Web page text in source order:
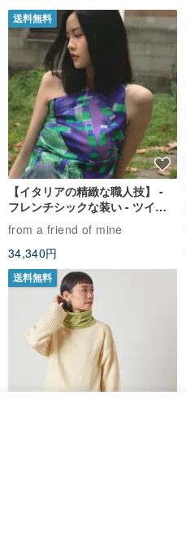
送料無料
【イタリアの精緻な職人技】 -
フレンチシックな装い - ツイル
プリントシルクスカーフトップ
ス
from a friend of mine
34,340円
送料無料